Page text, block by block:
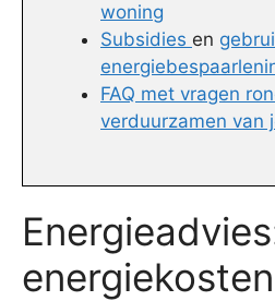
woning
Subsidies en
FAQ met vragen
verduurzamen van